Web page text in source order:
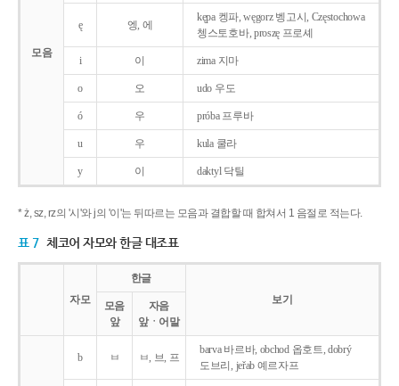
모음
ę 엥, 에
kępa 켕파, węgorz 벵고시, Częstochowa
쳉스토호바, proszę 프로셰
i 이 zima 지마
o 오 udo 우도
ó 우 próba 프루바
u 우 kula 쿨라
y 이 daktyl 닥틸
* ż, sz, rz의 '시'와 j의 '이'는 뒤따르는 모음과 결합할 때 합쳐서 1 음절로 적는다.
표 7 체코어 자모와 한글 대조표
자모
한글
보기
모음
앞
자음
앞ㆍ어말
b ㅂ ㅂ, 브, 프
barva 바르바, obchod 옵호트, dobrý
도브리, jeřab 예르자프